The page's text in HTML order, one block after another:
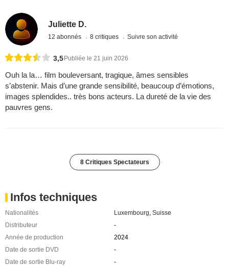
Juliette D.
12 abonnés 8 critiques Suivre son activité
3,5 Publiée le 21 juin 2026
Ouh la la… film bouleversant, tragique, âmes sensibles
s’abstenir. Mais d’une grande sensibilité, beaucoup d’émotions,
images splendides.. très bons acteurs. La dureté de la vie des
pauvres gens.
8 Critiques Spectateurs
Infos techniques
Nationalités Luxembourg, Suisse
Distributeur
-
Année de production
2024
Date de sortie DVD
-
Date de sortie Blu-ray
-